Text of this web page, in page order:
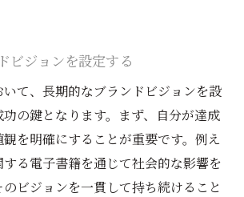
ビジョンを設定する
て、長期的なブランドビジョンを設
の鍵となります。まず、自分が達成
観を明確にすることが重要です。例え
る電子書籍を通じて社会的な影響を
ビジョンを一貫して持ち続けること